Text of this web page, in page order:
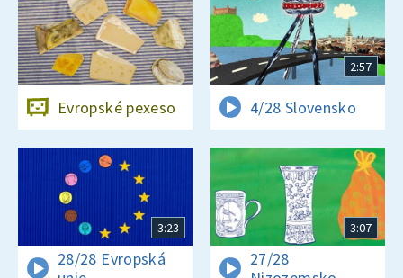
Evropské pexeso
2:57
4/28 Slovensko
3:23
28/28 Evropská
3:07
27/28